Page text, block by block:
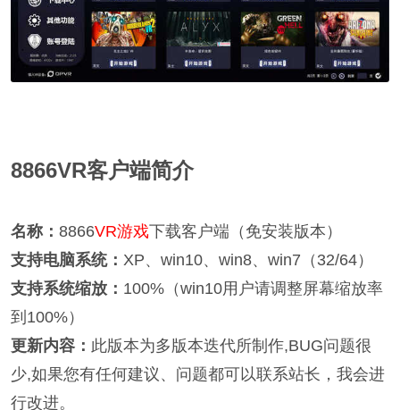
8866VR客户端简介
名称： 8866VR游戏下载客户端（免安装版本）
支持电脑系统： XP、win10、win8、win7（32/64）
支持系统缩放： 100%（win10用户请调整屏幕缩放率
到100%）
更新内容： 此版本为多版本迭代所制作,BUG问题很
少,如果您有任何建议、问题都可以联系站长，我会进
行改进。